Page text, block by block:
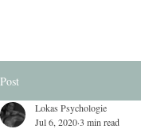
Post
Lokas Psychologie
Jul 6, 20203 min read